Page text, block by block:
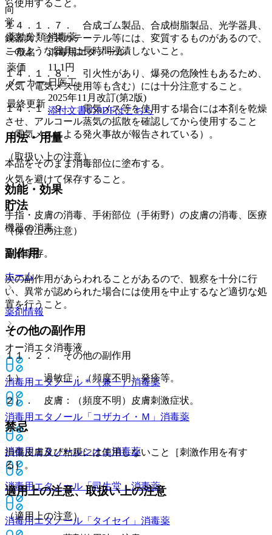
ら使用すること。
１４．１．７． 合成ゴム製品、合成樹脂製品、光学器具、
鏡器具、塗装カテーテル等には、変質するものがあるので、
このような器具は長時間浸漬しないこと。
１４．１．８． 引火性があり、爆発の危険性もあるため、
火気（電気メス使用等も含む）には十分注意すること。
１４．１．９． 電気メス等を使用する場合には本剤を乾燥
させ、アルコール蒸気の拡散を確認してから使用すること
（電気メスによる発火事故が報告されている）。
（取扱い上の注意）
火気を避けて保存すること。
貯法
（保管上の注意）
室温保存。
ホーム
薬剤情報
オー消エタ消毒液
消毒用エタノール＊（兼一）消毒薬
消毒用エタノール「コザカイ・Ｍ」 消毒薬
消毒用エタノールシオエ消毒薬
消毒用エタノール「司生堂」 消毒薬
消毒用エタノール「タイセイ」 消毒薬
向
覚
薬効分類 消毒薬
一般名
消毒用エタノール
薬価
11.1 円
メーカー 日医工
最終更新
2025年11月改訂(第2版)
添付文書のPDFはこちら
用法・用量
本品をそのまま消毒部位に塗布する。
効能・効果
手指・皮膚の消毒、手術部位（手術野）の皮膚の消毒、医療
機器の消毒。
副作用
次の副作用があらわれることがあるので、観察を十分に行
い、異常が認められた場合には使用を中止するなど適切な処
置を行うこと。
その他の副作用
１１．２． その他の副作用
１）． 過敏症：（頻度不明）発疹等。
２）． 皮膚：（頻度不明）皮膚刺激症状。
禁忌
損傷皮膚及び粘膜には使用しないこと［刺激作用を有す
る］。
適用上の注意、取扱い上の注意
（適用上の注意）